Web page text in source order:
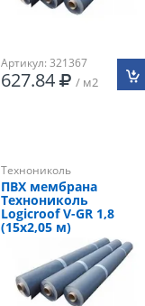
Артикул: 321367
627.84 / м2
Технониколь
ПВХ мембрана
Технониколь
Logicroof V-GR 1,8
(15х2,05 м)